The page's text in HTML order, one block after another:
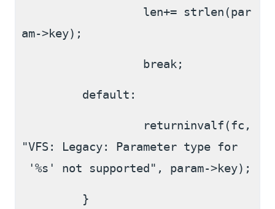
len+= strlen(par
am->key);
break;
default:
returninvalf(fc,
"VFS: Legacy: Parameter type for
'%s' not supported", param->key);
}